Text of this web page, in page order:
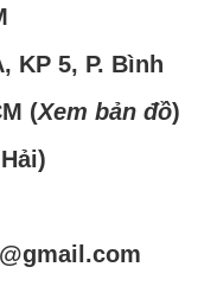
KP 5, P. Bình
(Xem bản đồ)